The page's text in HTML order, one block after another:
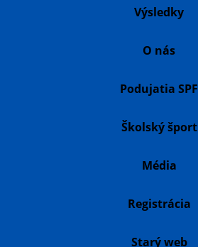
Výsledky
O nás
Podujatia SPF
Školský šport
Média
Registrácia
Starý web